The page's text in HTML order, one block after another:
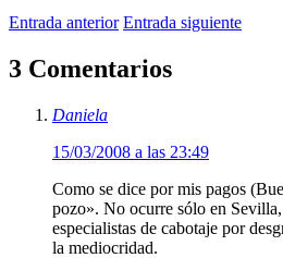
Entrada anterior Entrada siguiente
3 Comentarios
Daniela
15/03/2008 a las 23:49
Como se dice por mis pagos
pozo». No ocurre sólo en
especialistas de cabotaje por
la mediocridad.